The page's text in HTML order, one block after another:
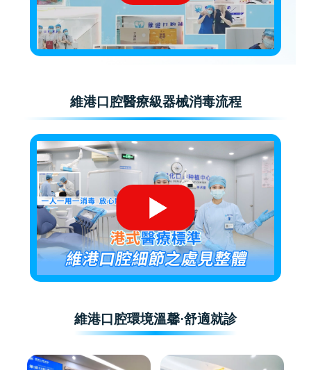
維港口腔醫療級器械消毒流程
維港口腔環境溫馨·舒適就診